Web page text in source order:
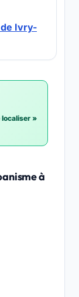
Ivry-
localiser »
à